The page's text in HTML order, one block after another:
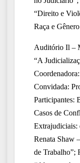
“Direito e
Raça e
Auditório Il –
“A
Convidada:
Participantes:
Casos de
Extrajudiciais:
Renata Shaw
de Trabalho”;